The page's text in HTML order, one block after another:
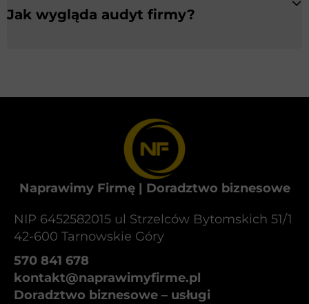
Jak wygląda audyt firmy?
Naprawimy Firmę | Doradztwo biznesowe
NIP 6452582015 ul Strzelców Bytomskich 51/1
42-600 Tarnowskie Góry
570 841 678
kontakt@naprawimyfirme.pl
Doradztwo biznesowe – usługi